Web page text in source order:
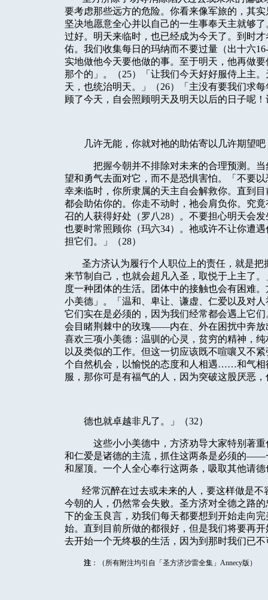
要考虑那些远方的危险。你看来像军旅的，其
坚决地愿意全心并以自己的一生事奉天主就够
过好。明天来临时，也已经成为今天了。到时
佑。我们收集每日的玛纳而不要过量（出十六
实地做他今天要他做的事。至于明天，他再做
那个的」。（25）「让我们今天好好服侍上主
天，也统治明天。」（26）「主没有要我们求
顾了今天，自会照顾明天及明天以后的日子呢
几许无能，你就对祂的助佑寄以几许期望吧
把握今朝并不排除对未来的合理预测。
望和勇气去面对它，而不是恐惧害怕。「不要
幸来临时，你所隶属的天主自会解救你。直到
都会助佑你的。你走不动时，祂会肩负你。究
召的人获得好处（罗八 28）。不要担心明天会
也要时常照顾你（玛六34）。祂或许不让你遭
担它们。」（28）
圣方济认为履行个人职位上的责任，就是
来节制自己，也就会超凡入圣，取悦于上主了。
度一种团体的生活。团体中的接触也会有困难
小美德」。「温和、卑让、谦虚、仁爱以及对
它们实在是必须的，因为我们经常都会遇上它们
会目睹荆棘中的玫瑰——内在、外在困扰中奔
喜欢三项小美德：温驯的心灵，贫穷的精神，
以及类似的工作。但这一切应该既不喧嚷又不
个自然机会，以愉悦的态度和人相遇……和气
服，那你可是有福气的人，因为突破这股厌恶，
德也就卓越非凡了。」（32）
这些小小美德中，方济劝导大家特别著
和仁爱是诸德的主流，抓住这两条是必须的——
和屋顶。一个人全心奉行这两条，吸取其他请
经常沉醉在过去或未来的人，要这样做是
今朝的人，仍然常会失败。圣方济对全德之路
下的金玉良言，劝我们每天都要想到开始走向
始。直到目前所做的都很好，但是我们将要再
去开始一个无终极的生活，因为到那时我们已
注 ：（所有附注均引自「圣方济沙雷全集」 Annecy版）